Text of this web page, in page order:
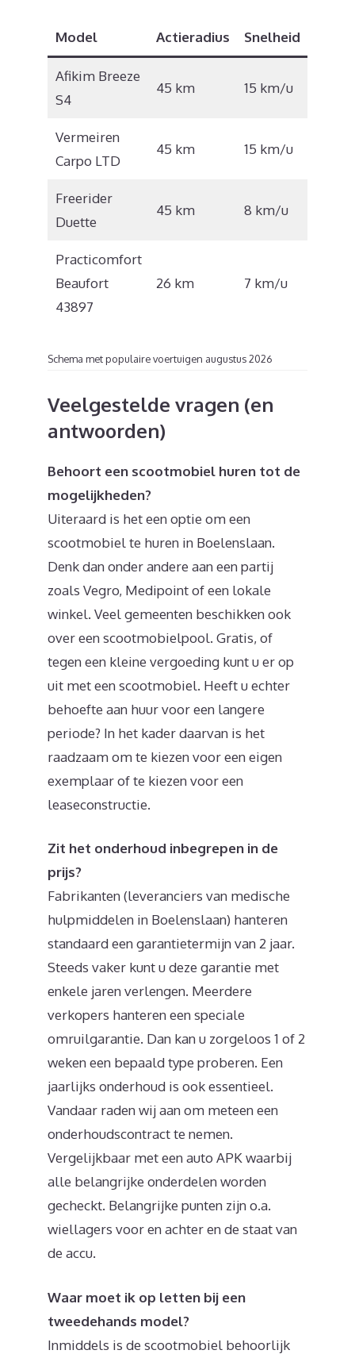
Model Actieradius Snelheid
Afikim Breeze
S4
45 km 15 km/u
Vermeiren
Carpo LTD
45 km 15 km/u
Freerider
Duette
45 km 8 km/u
Practicomfort
Beaufort
43897
26 km 7 km/u
Schema met populaire voertuigen augustus 2026
Veelgestelde vragen (en
antwoorden)
Behoort een scootmobiel huren tot de
mogelijkheden?
Uiteraard is het een optie om een
scootmobiel te huren in Boelenslaan.
Denk dan onder andere aan een partij
zoals Vegro, Medipoint of een lokale
winkel. Veel gemeenten beschikken ook
over een scootmobielpool. Gratis, of
tegen een kleine vergoeding kunt u er op
uit met een scootmobiel. Heeft u echter
behoefte aan huur voor een langere
periode? In het kader daarvan is het
raadzaam om te kiezen voor een eigen
exemplaar of te kiezen voor een
leaseconstructie.
Zit het onderhoud inbegrepen in de
prijs?
Fabrikanten (leveranciers van medische
hulpmiddelen in Boelenslaan) hanteren
standaard een garantietermijn van 2 jaar.
Steeds vaker kunt u deze garantie met
enkele jaren verlengen. Meerdere
verkopers hanteren een speciale
omruilgarantie. Dan kan u zorgeloos 1 of 2
weken een bepaald type proberen. Een
jaarlijks onderhoud is ook essentieel.
Vandaar raden wij aan om meteen een
onderhoudscontract te nemen.
Vergelijkbaar met een auto APK waarbij
alle belangrijke onderdelen worden
gecheckt. Belangrijke punten zijn o.a.
wiellagers voor en achter en de staat van
de accu.
Waar moet ik op letten bij een
tweedehands model?
Inmiddels is de scootmobiel behoorlijk